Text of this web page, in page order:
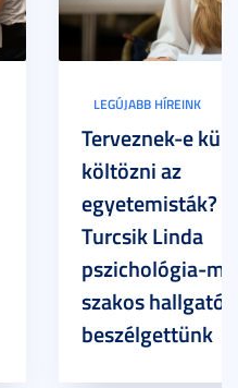
LEGÚJABB HÍREINK
Terveznek-e
költözni az
egyetemisták? –
Turcsik Linda
pszichológia-
szakos
beszélgettünk